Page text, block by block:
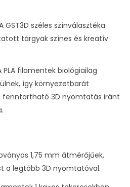
GST3D széles színválasztéka
tárgyak színes és kreatív
PLA filamentek biológiailag
így környezetbarát
fenntartható 3D nyomtatás iránt
1,75 mm átmérőjűek,
a legtöbb 3D nyomtatóval.